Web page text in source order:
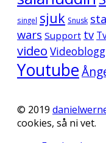
singel sjuk Snusk
wars Support tv
video Videoblogg
Youtube
© 2019
cookies, så ni vet.